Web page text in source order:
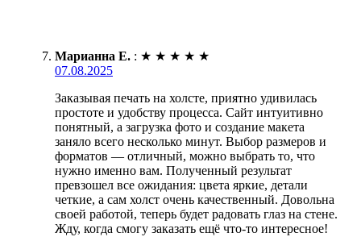
Марианна Е. : ★ ★ ★ ★ ★
07.08.2025
Заказывая печать на холсте, приятно удивилась
простоте и удобству процесса. Сайт интуитивно
понятный, а загрузка фото и создание макета
заняло всего несколько минут. Выбор размеров и
форматов — отличный, можно выбрать то, что
нужно именно вам. Полученный результат
превзошел все ожидания: цвета яркие, детали
четкие, а сам холст очень качественный. Довольна
своей работой, теперь будет радовать глаз на стене.
Жду, когда смогу заказать ещё что-то интересное!